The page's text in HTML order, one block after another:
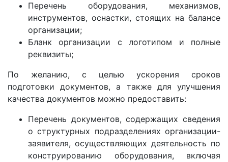
Перечень оборудования, механизмов,
инструментов, оснастки, стоящих на балансе
организации;
Бланк организации с логотипом и полные
реквизиты;
По желанию, с целью ускорения сроков
подготовки документов, а также для улучшения
качества документов можно предоставить:
Перечень документов, содержащих сведения
о структурных подразделениях организации-
заявителя, осуществляющих деятельность по
конструированию оборудования, включая